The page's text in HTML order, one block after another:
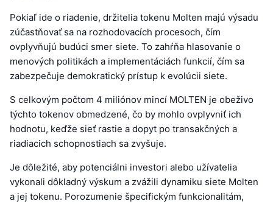
Pokiaľ ide o riadenie, držitelia tokenu Molten majú výsadu
zúčastňovať sa na rozhodovacích procesoch, čím
ovplyvňujú budúci smer siete. To zahŕňa hlasovanie o
menových politikách a implementáciách funkcií, čím sa
zabezpečuje demokratický prístup k evolúcii siete.
S celkovým počtom 4 miliónov mincí MOLTEN je obeživo
týchto tokenov obmedzené, čo by mohlo ovplyvniť ich
hodnotu, keďže sieť rastie a dopyt po transakčných a
riadiacich schopnostiach sa zvyšuje.
Je dôležité, aby potenciálni investori alebo užívatelia
vykonali dôkladný výskum a zvážili dynamiku siete Molten
a jej tokenu. Porozumenie špecifickým funkcionalitám,